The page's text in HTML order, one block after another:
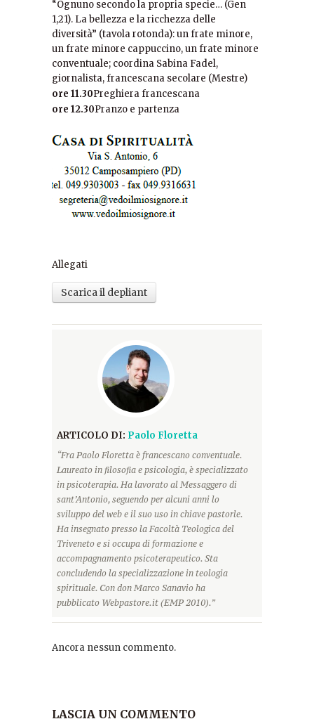
“Ognuno secondo la propria specie… (Gen
1,21). La bellezza e la ricchezza delle
diversità” (tavola rotonda): un frate minore,
un frate minore cappuccino, un frate minore
conventuale; coordina Sabina Fadel,
giornalista, francescana secolare (Mestre)
ore 11.30Preghiera francescana
ore 12.30Pranzo e partenza
Allegati
Scarica il depliant
ARTICOLO DI: Paolo Floretta
“Fra Paolo Floretta è francescano conventuale.
Laureato in filosofia e psicologia, è specializzato
in psicoterapia. Ha lavorato al Messaggero di
sant’Antonio, seguendo per alcuni anni lo
sviluppo del web e il suo uso in chiave pastorle.
Ha insegnato presso la Facoltà Teologica del
Triveneto e si occupa di formazione e
accompagnamento psicoterapeutico. Sta
concludendo la specializzazione in teologia
spirituale. Con don Marco Sanavio ha
pubblicato Webpastore.it (EMP 2010).”
Ancora nessun commento.
LASCIA UN COMMENTO